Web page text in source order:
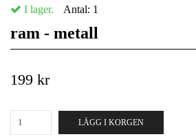
I lager. Antal: 1
ram - metall
199 kr
LÄGG I KORGEN